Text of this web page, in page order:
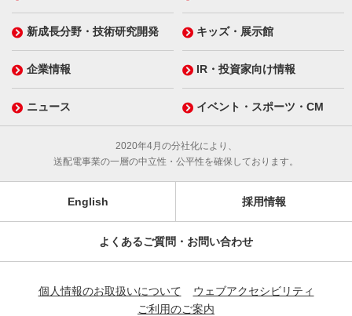
新成長分野・技術研究開発 キッズ・展示館
企業情報 IR・投資家向け情報
ニュース イベント・スポーツ・CM
2020年4月の分社化により、
送配電事業の一層の中立性・公平性を確保しております。
English 採用情報
よくあるご質問・お問い合わせ
個人情報のお取扱いについて
ウェブアクセシビリティ
ご利用のご案内